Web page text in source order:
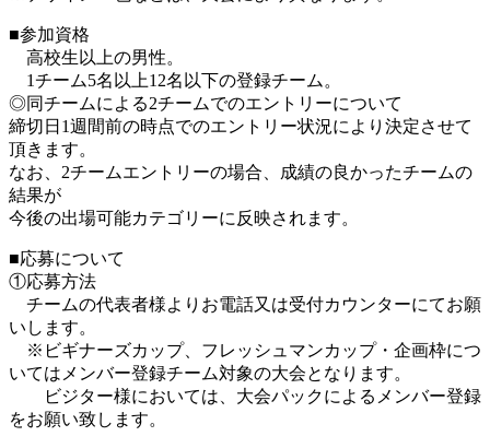
■参加資格
高校生以上の男性。
1チーム5名以上12名以下の登録チーム。
◎同チームによる2チームでのエントリーについて
締切日1週間前の時点でのエントリー状況により決定させて
頂きます。
なお、2チームエントリーの場合、成績の良かったチームの
結果が
今後の出場可能カテゴリーに反映されます。
■応募について
①応募方法
チームの代表者様よりお電話又は受付カウンターにてお願
いします。
※ビギナーズカップ、フレッシュマンカップ・企画枠につ
いてはメンバー登録チーム対象の大会となります。
ビジター様においては、大会パックによるメンバー登録
をお願い致します。